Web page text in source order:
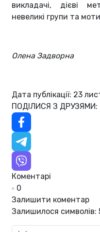
викладачі, дієві
невеликі групи та
Олена Задворна
Дата публікації: 23
ПОДІЛИСЯ З ДРУЗЯМИ:
Коментарі
0
Залишити коментар
Залишилося символів: